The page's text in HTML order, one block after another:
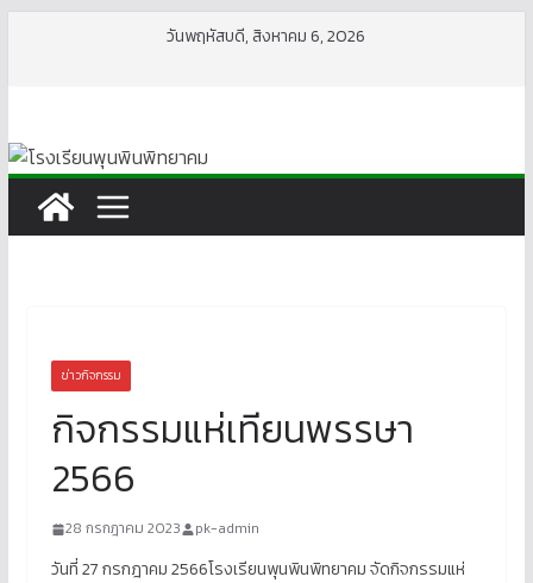
วันพฤหัสบดี, สิงหาคม 6, 2026
ข่าวกิจกรรม
กิจกรรมแห่เทียนพรรษา
2566
28 กรกฎาคม 2023 pk-admin
วันที่ 27 กรกฎาคม 2566โรงเรียนพุนพินพิทยาคม จัดกิจกรรมแห่